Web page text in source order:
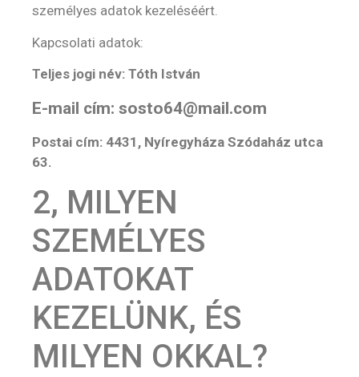
személyes adatok kezeléséért.
Kapcsolati adatok:
Teljes jogi név: Tóth István
E-mail cím: sosto64@mail.com
Postai cím: 4431, Nyíregyháza Szódaház utca
63.
2, MILYEN
SZEMÉLYES
ADATOKAT
KEZELÜNK, ÉS
MILYEN OKKAL?